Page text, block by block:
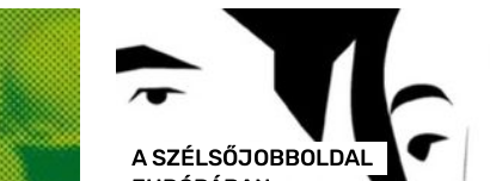
A SZÉLSŐJOBBOLDAL